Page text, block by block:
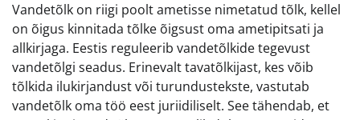
Vandetõlk on riigi poolt ametisse nimetatud tõlk, kellel
on õigus kinnitada tõlke õigsust oma ametipitsati ja
allkirjaga. Eestis reguleerib vandetõlkide tegevust
vandetõlgi seadus. Erinevalt tavatõlkijast, kes võib
tõlkida ilukirjandust või turundustekste, vastutab
vandetõlk oma töö eest juriidiliselt. See tähendab, et